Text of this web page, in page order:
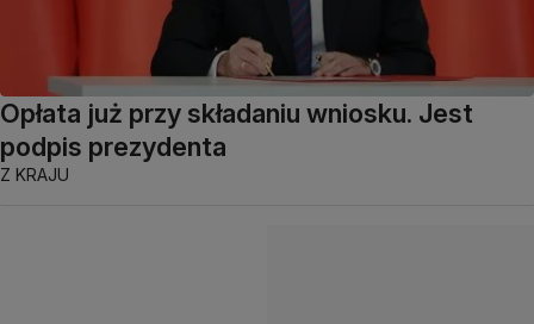
Opłata już przy składaniu wniosku. Jest
podpis prezydenta
Z KRAJU